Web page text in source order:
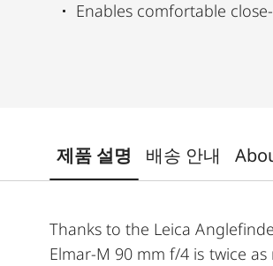
Enables comfortable
제품 설명 배송 안내
Thanks to the Leica
Elmar-M 90 mm f/4 is twice